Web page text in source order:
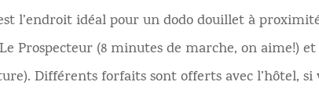
l’endroit idéal pour un dodo douillet à
Prospecteur (8 minutes de marche, on aime!) et
Différents forfaits sont offerts avec l’hôtel, si